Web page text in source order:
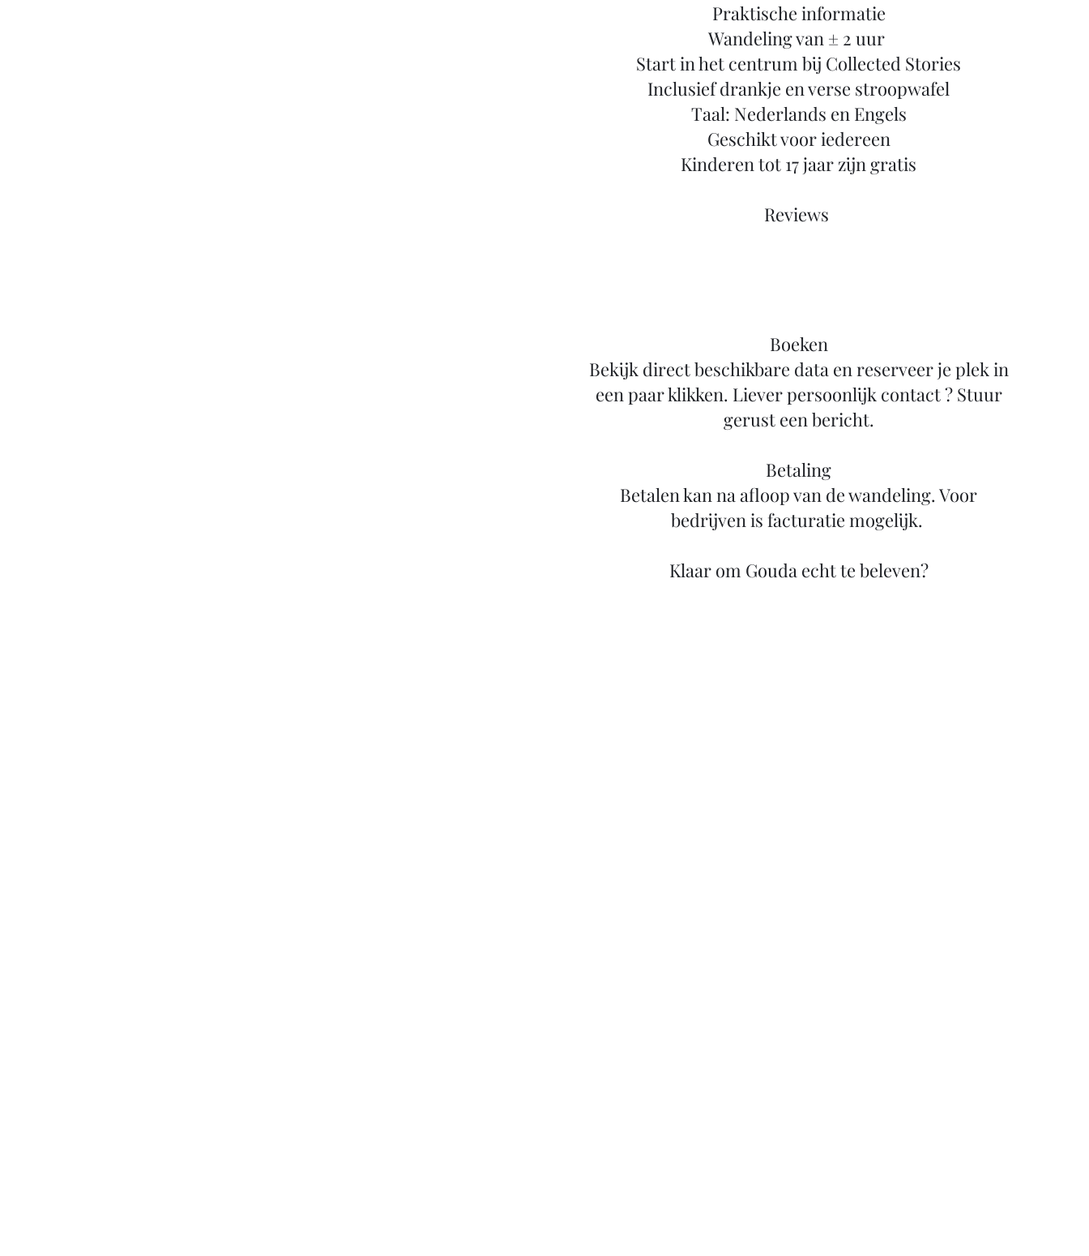
Praktische informatie
Wandeling van ± 2 uur
Start in het centrum bij Collected Stories
Inclusief drankje en verse stroopwafel
Taal: Nederlands en Engels
Geschikt voor iedereen
Kinderen tot 17 jaar zijn gratis
Reviews ​
Boeken
Bekijk direct beschikbare data en reserveer je plek in
een paar klikken. Liever persoonlijk contact ? Stuur
gerust een bericht.
Betaling
Betalen kan na afloop van de wandeling. Voor
bedrijven is facturatie mogelijk.
Klaar om Gouda echt te beleven?